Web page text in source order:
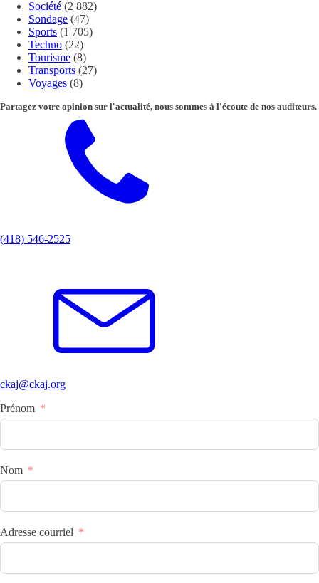
Société (2 882)
Sondage (47)
Sports (1 705)
Techno (22)
Tourisme (8)
Transports (27)
Voyages (8)
Partagez votre opinion sur l'actualité, nous sommes à l'écoute de nos auditeurs.
(418) 546-2525
ckaj@ckaj.org
Prénom
Nom
Adresse courriel